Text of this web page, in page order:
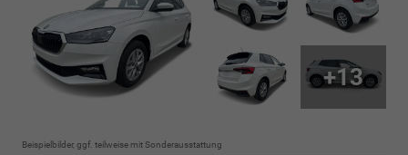
+13
Beispielbilder, ggf. teilweise mit Sonderausstattung